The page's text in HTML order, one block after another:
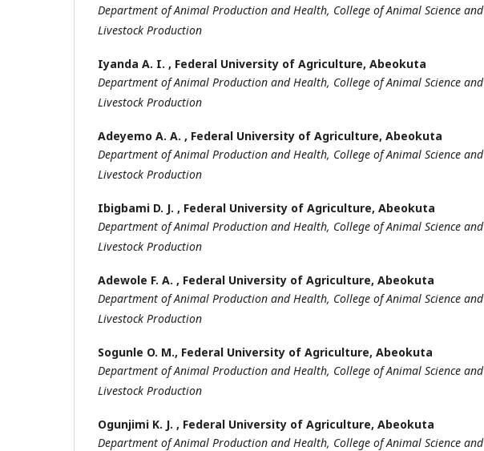
Department of Animal Production and Health, College of Animal Science and
Livestock Production
Iyanda A. I. , Federal University of Agriculture, Abeokuta
Department of Animal Production and Health, College of Animal Science and
Livestock Production
Adeyemo A. A. , Federal University of Agriculture, Abeokuta
Department of Animal Production and Health, College of Animal Science and
Livestock Production
Ibigbami D. J. , Federal University of Agriculture, Abeokuta
Department of Animal Production and Health, College of Animal Science and
Livestock Production
Adewole F. A. , Federal University of Agriculture, Abeokuta
Department of Animal Production and Health, College of Animal Science and
Livestock Production
Sogunle O. M., Federal University of Agriculture, Abeokuta
Department of Animal Production and Health, College of Animal Science and
Livestock Production
Ogunjimi K. J. , Federal University of Agriculture, Abeokuta
Department of Animal Production and Health, College of Animal Science and